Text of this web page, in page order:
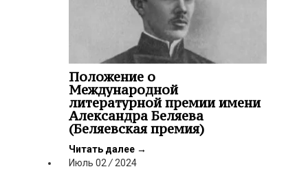
Положение о
Международной
литературной премии имени
Александра Беляева
(Беляевская премия)
Читать далее →
Июль 02 / 2024